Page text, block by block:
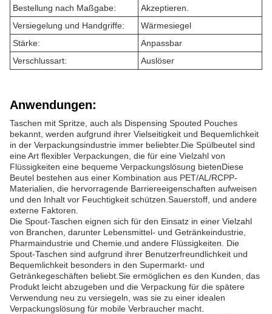
Bestellung nach Maßgabe:
Akzeptieren.
Versiegelung und Handgriffe:
Wärmesiegel
Stärke:
Anpassbar
Verschlussart:
Auslöser
Anwendungen:
Taschen mit Spritze, auch als Dispensing Spouted Pouches
bekannt, werden aufgrund ihrer Vielseitigkeit und Bequemlichkeit
in der Verpackungsindustrie immer beliebter.Die Spülbeutel sind
eine Art flexibler Verpackungen, die für eine Vielzahl von
Flüssigkeiten eine bequeme Verpackungslösung bietenDiese
Beutel bestehen aus einer Kombination aus PET/AL/RCPP-
Materialien, die hervorragende Barriereeigenschaften aufweisen
und den Inhalt vor Feuchtigkeit schützen.Sauerstoff, und andere
externe Faktoren.
Die Spout-Taschen eignen sich für den Einsatz in einer Vielzahl
von Branchen, darunter Lebensmittel- und Getränkeindustrie,
Pharmaindustrie und Chemie.und andere Flüssigkeiten. Die
Spout-Taschen sind aufgrund ihrer Benutzerfreundlichkeit und
Bequemlichkeit besonders in den Supermarkt- und
Getränkegeschäften beliebt.Sie ermöglichen es den Kunden, das
Produkt leicht abzugeben und die Verpackung für die spätere
Verwendung neu zu versiegeln, was sie zu einer idealen
Verpackungslösung für mobile Verbraucher macht.